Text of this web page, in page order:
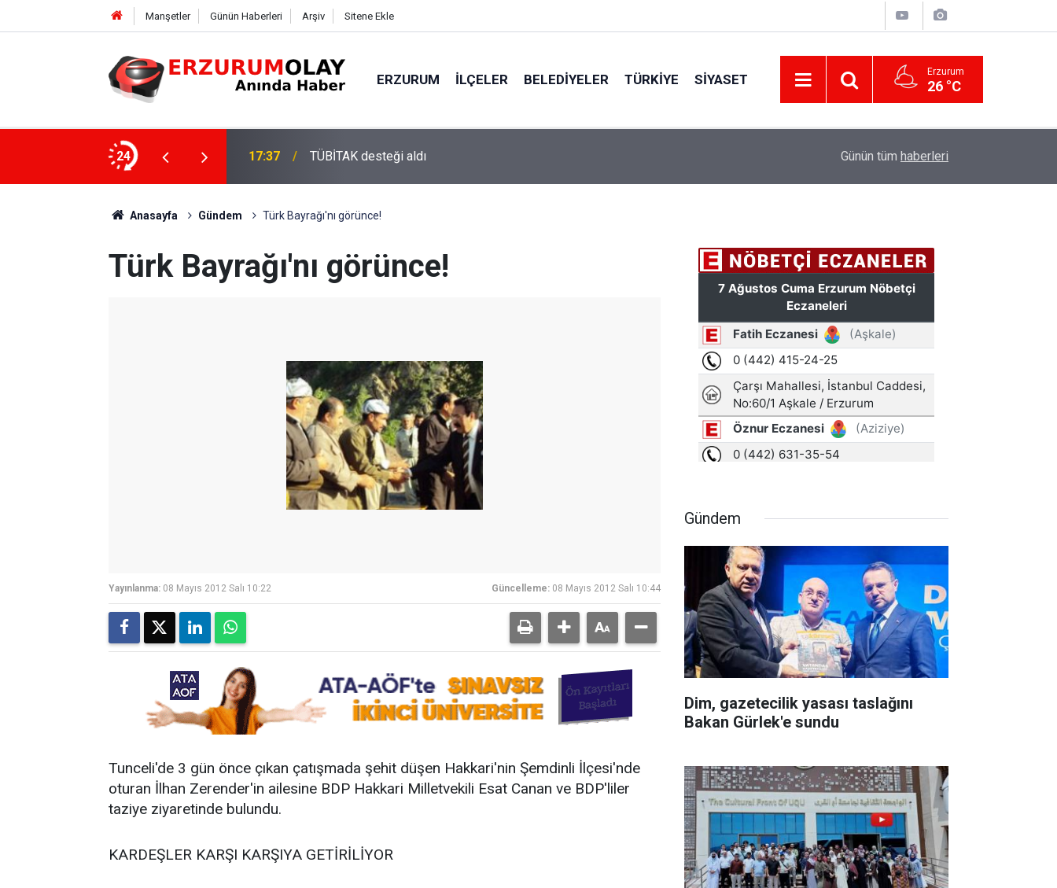
Manşetler Günün Haberleri Arşiv Sitene Ekle
ERZURUM İLÇELER BELEDIYELER TÜRKIYE SIYASET Erzurum
26 °C
24 17:37 TÜBİTAK desteği aldı Erzurum’da gıda ve yem işletmelerine sıkı
Günün tüm haberleri
Anasayfa Gündem Türk Bayrağı'nı görünce!
Türk Bayrağı'nı görünce!
Yayınlanma: 08 Mayıs 2012 Salı 10:22 Güncelleme: 08 Mayıs 2012 Salı 10:44
Tunceli'de 3 gün önce çıkan çatışmada şehit düşen Hakkari'nin Şemdinli İlçesi'nde
oturan İlhan Zerender'in ailesine BDP Hakkari Milletvekili Esat Canan ve BDP'liler
taziye ziyaretinde bulundu.
KARDEŞLER KARŞI KARŞIYA GETİRİLİYOR
Gündem
Dim, gazetecilik yasası taslağını
Bakan Gürlek'e sundu